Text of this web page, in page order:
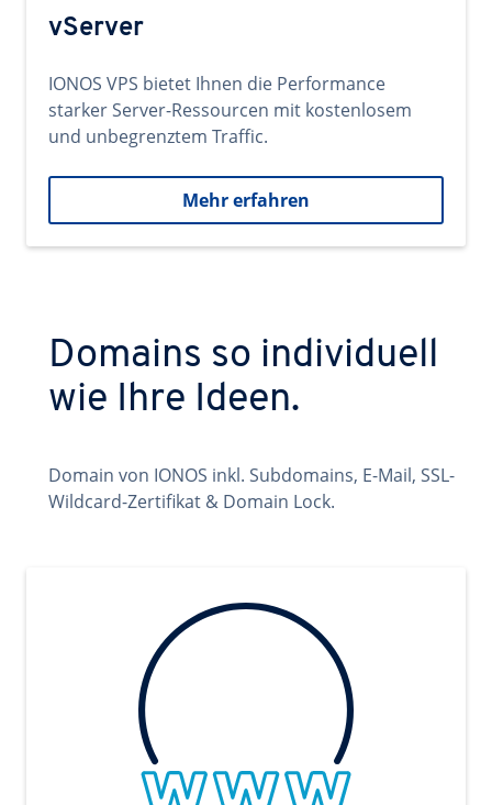
vServer
IONOS VPS bietet Ihnen die Performance
starker Server-Ressourcen mit kostenlosem
und unbegrenztem Traffic.
Mehr erfahren
Domains so individuell
wie Ihre Ideen.
Domain von IONOS inkl. Subdomains, E-Mail, SSL-
Wildcard-Zertifikat & Domain Lock.